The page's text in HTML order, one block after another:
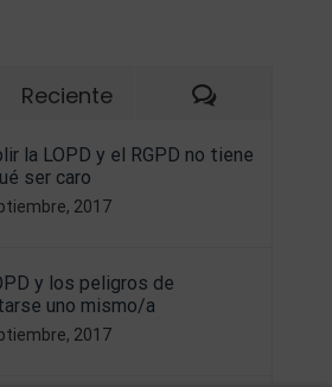
Reciente
la LOPD y el RGPD no tiene
ser caro
2017
y los peligros de
uno mismo/a
2017